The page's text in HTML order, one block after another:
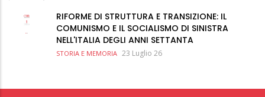
RIFORME DI STRUTTURA E TRANSIZIONE: IL
COMUNISMO E IL SOCIALISMO DI SINISTRA
NELL'ITALIA DEGLI ANNI SETTANTA
STORIA E MEMORIA 23 Luglio 26